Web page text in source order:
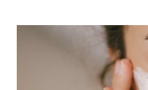
MODA & LJEPOTA